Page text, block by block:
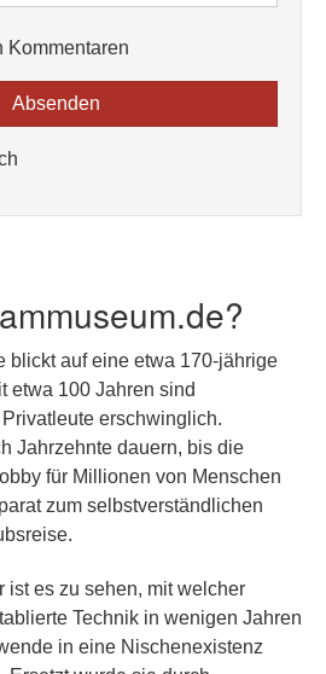
Kommentaren
blickt auf eine etwa 170-jährige
etwa 100 Jahren sind
erschwinglich.
Jahrzehnte dauern, bis die
für Millionen von Menschen
zum selbstverständlichen
ist es zu sehen, mit welcher
Technik in wenigen Jahren
in eine Nischenexistenz